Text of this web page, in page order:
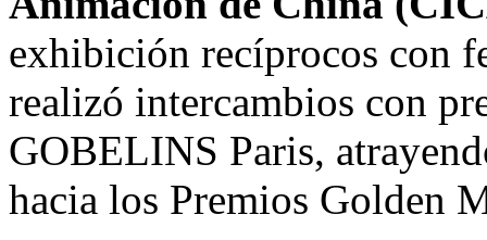
exhibición recíprocos con
realizó intercambios con
GOBELINS Paris,
hacia los Premios Golden